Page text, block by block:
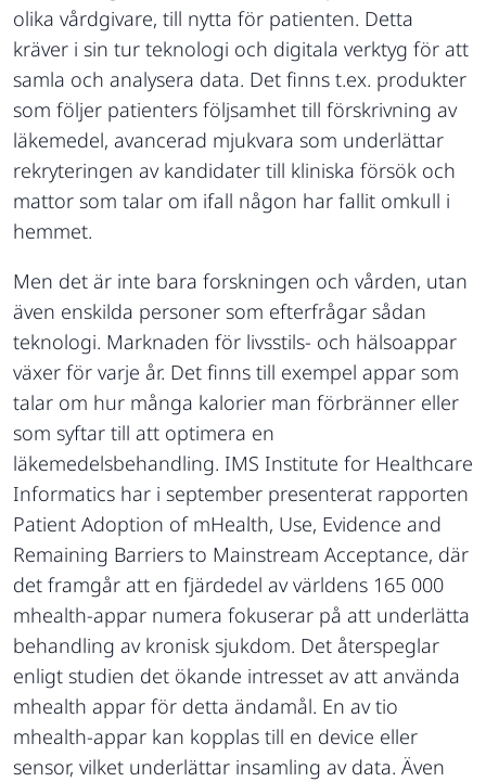
olika vårdgivare, till nytta för patienten. Detta
kräver i sin tur teknologi och digitala verktyg för att
samla och analysera data. Det finns t.ex. produkter
som följer patienters följsamhet till förskrivning av
läkemedel, avancerad mjukvara som underlättar
rekryteringen av kandidater till kliniska försök och
mattor som talar om ifall någon har fallit omkull i
hemmet.
Men det är inte bara forskningen och vården, utan
även enskilda personer som efterfrågar sådan
teknologi. Marknaden för livsstils- och hälsoappar
växer för varje år. Det finns till exempel appar som
talar om hur många kalorier man förbränner eller
som syftar till att optimera en
läkemedelsbehandling. IMS Institute for Healthcare
Informatics har i september presenterat rapporten
Patient Adoption of mHealth, Use, Evidence and
Remaining Barriers to Mainstream Acceptance, där
det framgår att en fjärdedel av världens 165 000
mhealth-appar numera fokuserar på att underlätta
behandling av kronisk sjukdom. Det återspeglar
enligt studien det ökande intresset av att använda
mhealth appar för detta ändamål. En av tio
mhealth-appar kan kopplas till en device eller
sensor, vilket underlättar insamling av data. Även